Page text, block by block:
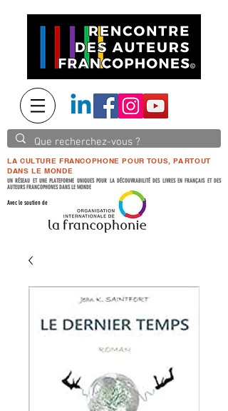
LA CULTURE FRANCOPHONE POUR TOUS, PARTOUT
DANS LE MONDE
UN RÉSEAU ET UNE PLATEFORME UNIQUES POUR LA DÉCOUVRABILITÉ DES LIVRES EN FRANÇAIS ET DES
AUTEURS FRANCOPHONES DANS LE MONDE
Avec le soutien de